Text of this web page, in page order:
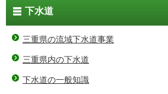
下水道
三重県の流域下水道事業
三重県内の下水道
下水道の一般知識